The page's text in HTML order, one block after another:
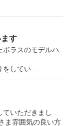
す
ボラスのモデルハ
をしてい…
ていただきまし
ま雰囲気の良い方